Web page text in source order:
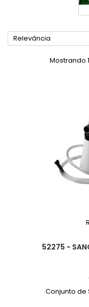
Relevância
Mostrando
52275 -
Conjunto de